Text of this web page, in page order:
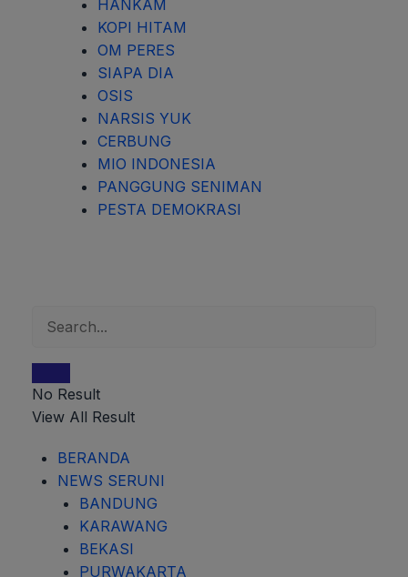
HANKAM
KOPI HITAM
OM PERES
SIAPA DIA
OSIS
NARSIS YUK
CERBUNG
MIO INDONESIA
PANGGUNG SENIMAN
PESTA DEMOKRASI
No Result
View All Result
BERANDA
NEWS SERUNI
BANDUNG
KARAWANG
BEKASI
PURWAKARTA